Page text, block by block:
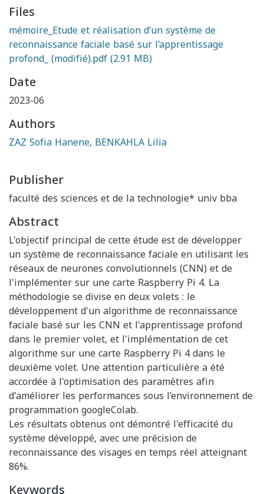
Files
mémoire_Etude et réalisation d’un système de
reconnaissance faciale basé sur l’apprentissage
profond_ (modifié).pdf(2.91 MB)
Date
2023-06
Authors
ZAZ Sofia Hanene, BENKAHLA Lilia
Publisher
faculté des sciences et de la technologie* univ bba
Abstract
L'objectif principal de cette étude est de développer
un système de reconnaissance faciale en utilisant les
réseaux de neurones convolutionnels (CNN) et de
l'implémenter sur une carte Raspberry Pi 4. La
méthodologie se divise en deux volets : le
développement d'un algorithme de reconnaissance
faciale basé sur les CNN et l'apprentissage profond
dans le premier volet, et l'implémentation de cet
algorithme sur une carte Raspberry Pi 4 dans le
deuxième volet. Une attention particulière a été
accordée à l'optimisation des paramètres afin
d'améliorer les performances sous l’environnement de
programmation googleColab.
Les résultats obtenus ont démontré l'efficacité du
système développé, avec une précision de
reconnaissance des visages en temps réel atteignant
86%.